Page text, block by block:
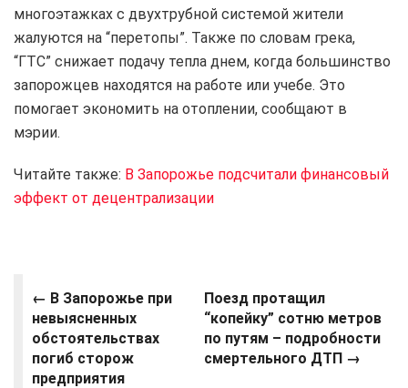
многоэтажках с двухтрубной системой жители
жалуются на “перетопы”. Также по словам грека,
“ГТС” снижает подачу тепла днем, когда большинство
запорожцев находятся на работе или учебе. Это
помогает экономить на отоплении, сообщают в
мэрии.
Читайте также: В Запорожье подсчитали финансовый
эффект от децентрализации
← В Запорожье при
невыясненных
обстоятельствах
погиб сторож
предприятия
Поезд протащил
“копейку” сотню метров
по путям – подробности
смертельного ДТП →